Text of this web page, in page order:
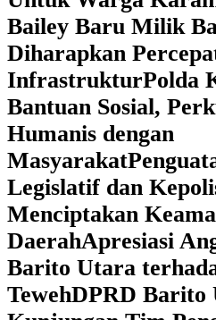
Bailey Baru Milik
Diharapkan
InfrastrukturPolda
Bantuan Sosial,
Humanis dengan
Masyarakat
Legislatif dan
Menciptakan
DaerahApresiasi
Barito Utara
TewehDPRD Barito